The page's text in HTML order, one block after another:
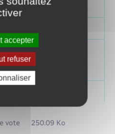
2028
vote 250.09 Ko
accepter
refuser